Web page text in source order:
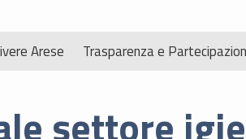
Arese Trasparenza e